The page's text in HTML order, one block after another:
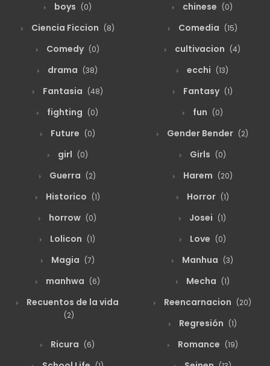
Capitulo 7 agosto 19, 2025
Capitulo 6 agosto 19, 2025
Capitulo 5 agosto 19, 2025
Capitulo 4 agosto 19, 2025
Capitulo 3 agosto 19, 2025
Capitulo 2 agosto 19, 2025
Capitulo 1 agosto 19, 2025
boys (0) chinese (0)
Ciencia Ficcion (8) Comedia (15)
Comedy (0) cultivacion (4)
drama (38) ecchi (13)
Fantasia (48) Fantasy (1)
fighting (0) fun (0)
Future (0) Gender Bender (2)
girl (0) Girls (0)
Guerra (2) Harem (20)
Historico (1) Horror (1)
horrow (0) Josei (1)
Lolicon (1) Love (0)
Magia (7) Manhua (3)
manhwa (6) Mecha (1)
Recuentos de la vida
(2)
Reencarnacion (20)
Regresión (1)
Ricura (6) Romance (19)